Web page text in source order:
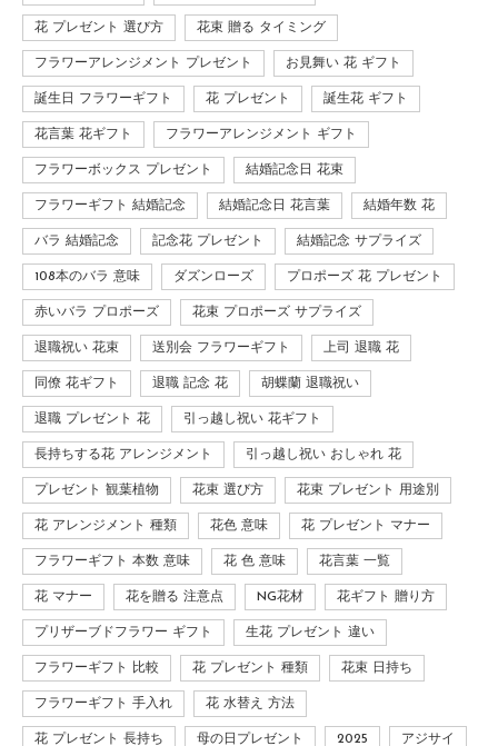
花 プレゼント 選び方 花束 贈る タイミング
フラワーアレンジメント プレゼント お見舞い 花 ギフト
誕生日 フラワーギフト 花 プレゼント 誕生花 ギフト
花言葉 花ギフト フラワーアレンジメント ギフト
フラワーボックス プレゼント 結婚記念日 花束
フラワーギフト 結婚記念 結婚記念日 花言葉 結婚年数 花
バラ 結婚記念 記念花 プレゼント 結婚記念 サプライズ
108本のバラ 意味 ダズンローズ プロポーズ 花 プレゼント
赤いバラ プロポーズ 花束 プロポーズ サプライズ
退職祝い 花束 送別会 フラワーギフト 上司 退職 花
同僚 花ギフト 退職 記念 花 胡蝶蘭 退職祝い
退職 プレゼント 花 引っ越し祝い 花ギフト
長持ちする花 アレンジメント 引っ越し祝い おしゃれ 花
プレゼント 観葉植物 花束 選び方 花束 プレゼント 用途別
花 アレンジメント 種類 花色 意味 花 プレゼント マナー
フラワーギフト 本数 意味 花 色 意味 花言葉 一覧
花 マナー 花を贈る 注意点 NG花材 花ギフト 贈り方
プリザーブドフラワー ギフト 生花 プレゼント 違い
フラワーギフト 比較 花 プレゼント 種類 花束 日持ち
フラワーギフト 手入れ 花 水替え 方法
花 プレゼント 長持ち 母の日プレゼント 2025 アジサイ